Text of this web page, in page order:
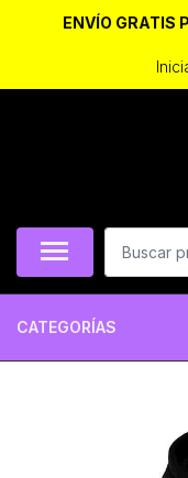
ENVÍO GRATIS
CATEGORÍAS